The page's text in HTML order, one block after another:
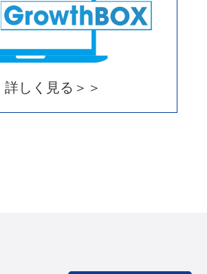
詳しく見る＞＞